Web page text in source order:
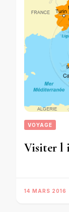
VOYAGE
Visiter l
14 MARS 2016